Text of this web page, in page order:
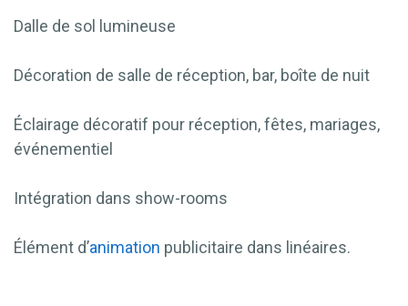
Dalle de sol lumineuse
Décoration de salle de réception, bar, boîte de nuit
Éclairage décoratif pour réception, fêtes, mariages,
événementiel
Intégration dans show-rooms
Élément d’animation publicitaire dans linéaires.